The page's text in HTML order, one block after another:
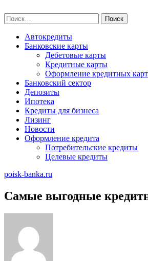
to
content
Найти:
Автокредиты
Банковские карты
Дебетовые карты
Кредитные карты
Оформление кредитных карт
Банковский сектор
Депозиты
Ипотека
Кредиты для бизнеса
Лизинг
Новости
Оформление кредита
Потребительские кредиты
Целевые кредиты
poisk-banka.ru
Самые выгодные